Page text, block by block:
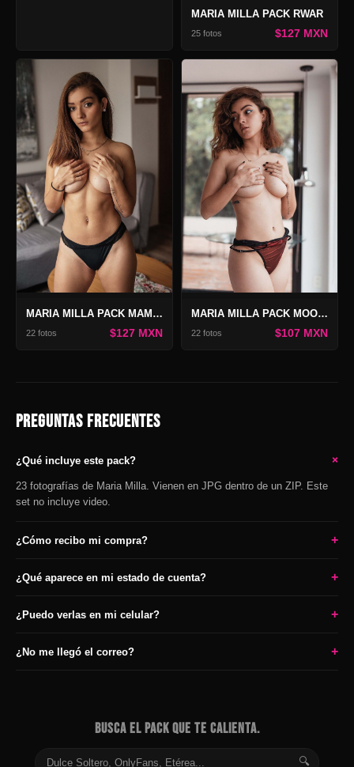
MARIA MILLA PACK RWAR
25 fotos $127 MXN
MARIA MILLA PACK MAMBA
22 fotos $127 MXN
MARIA MILLA PACK MOONSTEP 2
22 fotos $107 MXN
PREGUNTAS FRECUENTES
¿Qué incluye este pack? +
23 fotografías de Maria Milla. Vienen en JPG dentro de un ZIP. Este
set no incluye video.
¿Cómo recibo mi compra? +
¿Qué aparece en mi estado de cuenta? +
¿Puedo verlas en mi celular? +
¿No me llegó el correo? +
BUSCA EL PACK QUE TE CALIENTA.
🔍